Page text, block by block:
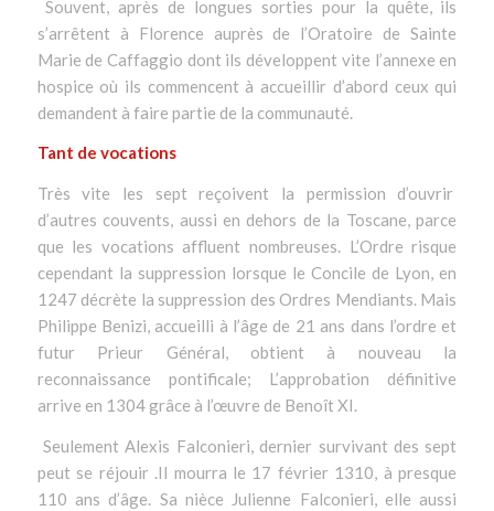
Souvent, après de longues sorties pour la quête, ils
s’arrêtent à Florence auprès de l’Oratoire de Sainte
Marie de Caffaggio dont ils développent vite l’annexe en
hospice où ils commencent à accueillir d’abord ceux qui
demandent à faire partie de la communauté.
Tant de vocations
Très vite les sept reçoivent la permission d’ouvrir
d’autres couvents, aussi en dehors de la Toscane, parce
que les vocations affluent nombreuses. L’Ordre risque
cependant la suppression lorsque le Concile de Lyon, en
1247 décrète la suppression des Ordres Mendiants. Mais
Philippe Benizi, accueilli à l’âge de 21 ans dans l’ordre et
futur Prieur Général, obtient à nouveau la
reconnaissance pontificale; L’approbation définitive
arrive en 1304 grâce à l’œuvre de Benoît XI.
Seulement Alexis Falconieri, dernier survivant des sept
peut se réjouir .Il mourra le 17 février 1310, à presque
110 ans d’âge. Sa nièce Julienne Falconieri, elle aussi